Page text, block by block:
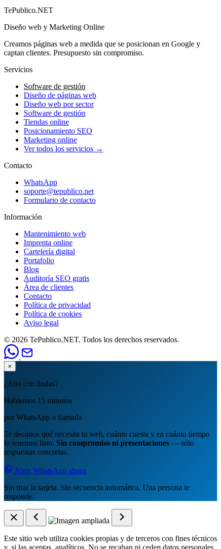
TePublico.NET
Diseño web y Marketing Online
Creamos páginas web a medida que se posicionan en Google y
captan clientes. Presupuesto sin compromiso.
Servicios
Software de gestión
Diseño de páginas web
Diseño web por sector
Software de gestión
Tiendas online
Posicionamiento SEO
Marketing online
Ver todos los servicios →
Contacto
WhatsApp
soporte@tepublico.net
Formulario de contacto
Información
Mantenimiento web
Imprenta online
Cartelería digital
Portafolio
Blog
Auditoría SEO gratis
Área de clientes
Contacto
Política de privacidad
Política de cookies
Aviso legal
© 2026 TePublico.NET. Todos los derechos reservados.
×
¿Aún con dudas?
Hablemos 15 minutos
por WhatsApp o llamada
Te decimos qué necesita tu web, cuánto cuesta y en cuánto tiempo
lo tenemos listo. Sin compromiso ni presentaciones — sólo
respuestas concretas.
Abrir WhatsApp ahora
Sin tirar la tarjeta. Sin secuencia automática. Una persona te
responde.
Este sitio web utiliza cookies propias y de terceros con fines técnicos